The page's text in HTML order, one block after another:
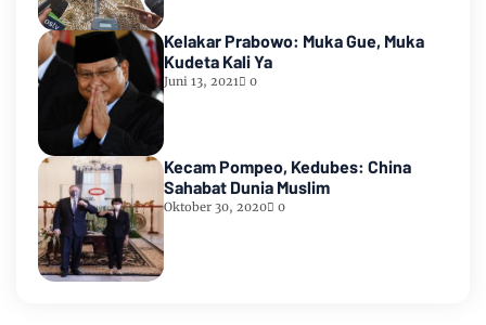
Kelakar Prabowo: Muka Gue, Muka
Kudeta Kali Ya
Juni 13, 2021 0
Kecam Pompeo, Kedubes: China
Sahabat Dunia Muslim
Oktober 30, 2020 0